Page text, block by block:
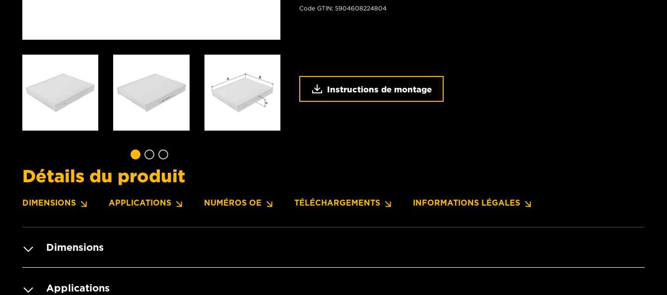
Code GTIN: 5904608224804
Instructions de montage
Détails du produit
DIMENSIONS APPLICATIONS NUMÉROS OE TÉLÉCHARGEMENTS INFORMATIONS LÉGALES
Dimensions
Applications